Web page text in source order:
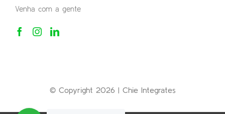
Venha com a gente
© Copyright 2026 | Chie Integrates